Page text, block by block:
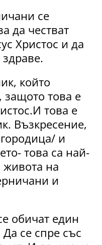
се
да честват
Христос и да
който
това е
това е
Възкресение,
и
това са най-
живота на
и
обичат един
се спре със